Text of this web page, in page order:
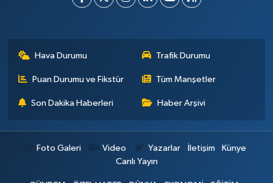
Hava Durumu Trafik Durumu
Puan Durumu ve Fikstür Tüm Manşetler
Son Dakika Haberleri Haber Arşivi
Foto Galeri Video Yazarlar İletişim
Künye
Canlı Yayın